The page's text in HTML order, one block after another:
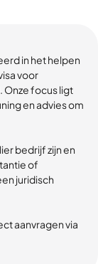
in het helpen
voor
Onze focus ligt
en advies om
bedrijf zijn en
of
juridisch
aanvragen via